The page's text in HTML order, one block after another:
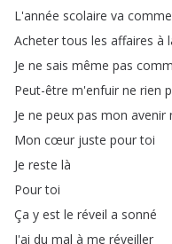
L'année scolaire va
Acheter tous les affaires à
Je ne sais même pas
Peut-être m'enfuir ne rien
Je ne peux pas mon avenir
Mon cœur juste pour toi
Je reste là
Pour toi
Ça y est le réveil a sonné
J'ai du mal à me réveiller